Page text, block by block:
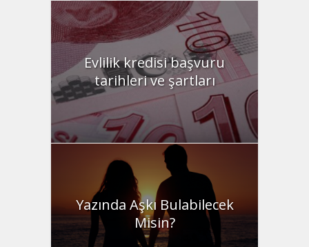
Evlilik kredisi başvuru
tarihleri ve şartları
Yazında Aşkı Bulabilecek
Misin?